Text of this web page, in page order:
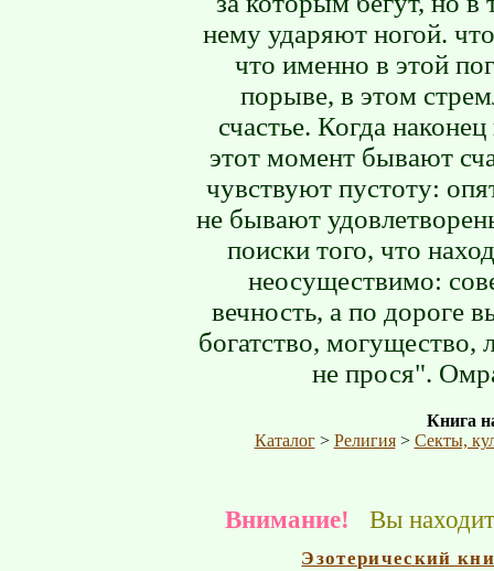
нему ударяют ногой.
что именно в этой
порыве, в этом
счастье. Когда
этот момент бывают
чувствуют пустоту:
не бывают
поиски того, что
неосуществимо:
вечность, а по дороге
богатство,
не прося".
Книга
Каталог> Религия> Секты,
Внимание! Вы
Эзотерический